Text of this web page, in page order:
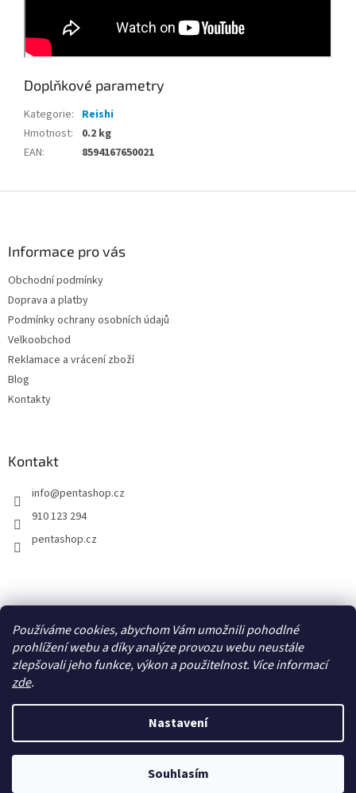
Používáme cookies, abychom Vám umožnili pohodlné
prohlížení webu a díky analýze provozu webu neustále
zlepšovali jeho funkce, výkon a použitelnost. Více informací
zde.
Nastavení
Souhlasím
Z důvodu vysokého počtu objednávek se doba odeslání může
Doplňkové parametry
Kategorie: Reishi
Hmotnost:
0.2 kg
EAN: 8594167650021
Informace pro vás
Obchodní podmínky
Doprava a platby
Podmínky ochrany osobních údajů
Velkoobchod
Reklamace a vrácení zboží
Blog
Kontakty
Kontakt
info@pentashop.cz
910 123 294
pentashop.cz
Vytvořil Shoptet
PentaShop.cz. Všechna práva vyhrazena.